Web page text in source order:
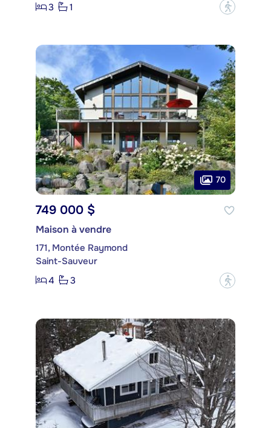
3
1 ?
70
749 000 $
Maison à vendre
171, Montée Raymond
Saint-Sauveur
4
3 ?